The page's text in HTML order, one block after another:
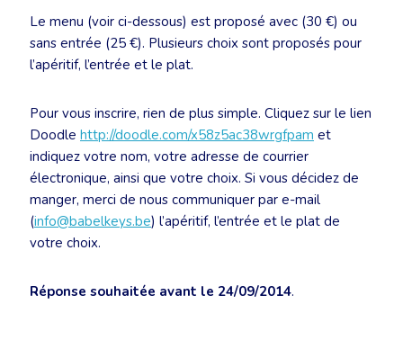
Le menu (voir ci-dessous) est proposé avec (30 €) ou
sans entrée (25 €). Plusieurs choix sont proposés pour
l’apéritif, l’entrée et le plat.
Pour vous inscrire, rien de plus simple. Cliquez sur le lien
Doodle http://doodle.com/x58z5ac38wrgfpam et
indiquez votre nom, votre adresse de courrier
électronique, ainsi que votre choix. Si vous décidez de
manger, merci de nous communiquer par e-mail
(info@babelkeys.be) l’apéritif, l’entrée et le plat de
votre choix.
Réponse souhaitée avant le 24/09/2014.